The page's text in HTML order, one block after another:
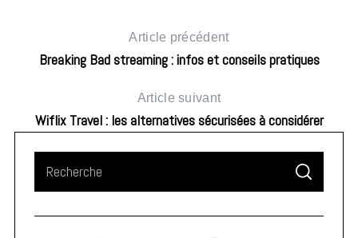
Article précédent
Breaking Bad streaming : infos et conseils pratiques
Article suivant
Wiflix Travel : les alternatives sécurisées à considérer
S
A
C